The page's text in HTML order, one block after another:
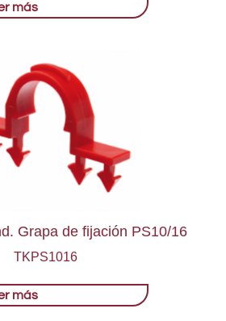
más
Grapa de fijación PS10/16
TKPS1016
más